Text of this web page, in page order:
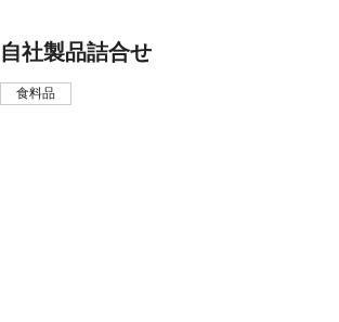
自社製品詰合せ
食料品